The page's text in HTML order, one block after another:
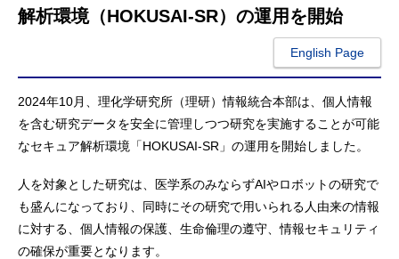
解析環境（HOKUSAI-SR）の運用を開始
English Page
2024年10月、理化学研究所（理研）情報統合本部は、個人情報
を含む研究データを安全に管理しつつ研究を実施することが可能
なセキュア解析環境「HOKUSAI-SR」の運用を開始しました。
人を対象とした研究は、医学系のみならずAIやロボットの研究で
も盛んになっており、同時にその研究で用いられる人由来の情報
に対する、個人情報の保護、生命倫理の遵守、情報セキュリティ
の確保が重要となります。